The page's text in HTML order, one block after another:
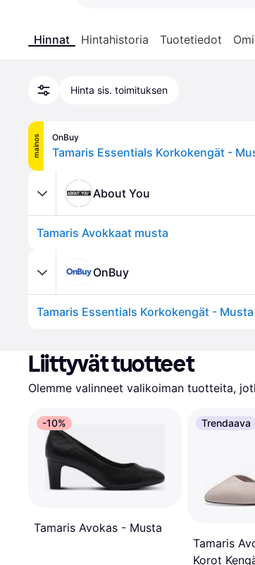
Hinnat Hintahistoria Tuotetiedot
Hinta sis. toimituksen
mainos OnBuy
Tamaris Essentials Korkokengät -
About You
Tamaris Avokkaat musta
OnBuy
Tamaris Essentials Korkokengät - Musta
Liittyvät tuotteet
Olemme valinneet valikoiman tuotteita,
-10%
Tamaris Avokas - Musta
Trendaava
Tamaris
Korot